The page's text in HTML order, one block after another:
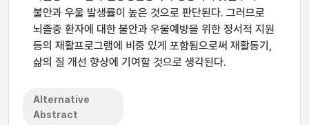
불안과 우울 발생률이 높은 것으로 판단된다. 그러므로
뇌졸중 환자에 대한 불안과 우울예방을 위한 정서적 지원
등의 재활프로그램에 비중 있게 포함됨으로써 재활동기,
삶의 질 개선 향상에 기여할 것으로 생각된다.
Alternative
Abstract